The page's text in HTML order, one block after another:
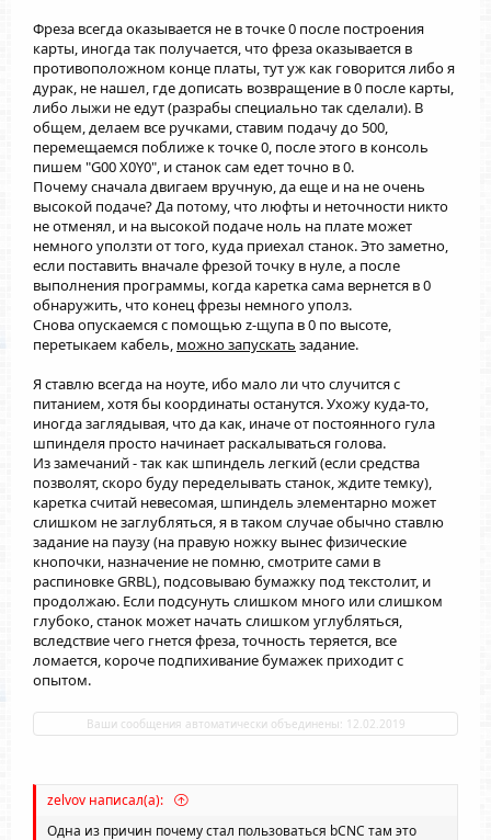
Фреза всегда оказывается не в точке 0 после построения
карты, иногда так получается, что фреза оказывается в
противоположном конце платы, тут уж как говорится либо я
дурак, не нашел, где дописать возвращение в 0 после карты,
либо лыжи не едут (разрабы специально так сделали). В
общем, делаем все ручками, ставим подачу до 500,
перемещаемся поближе к точке 0, после этого в консоль
пишем "G00 X0Y0", и станок сам едет точно в 0.
Почему сначала двигаем вручную, да еще и на не очень
высокой подаче? Да потому, что люфты и неточности никто
не отменял, и на высокой подаче ноль на плате может
немного уползти от того, куда приехал станок. Это заметно,
если поставить вначале фрезой точку в нуле, а после
выполнения программы, когда каретка сама вернется в 0
обнаружить, что конец фрезы немного уполз.
Снова опускаемся с помощью z-щупа в 0 по высоте,
перетыкаем кабель, можно запускать задание.
Я ставлю всегда на ноуте, ибо мало ли что случится с
питанием, хотя бы координаты останутся. Ухожу куда-то,
иногда заглядывая, что да как, иначе от постоянного гула
шпинделя просто начинает раскалываться голова.
Из замечаний - так как шпиндель легкий (если средства
позволят, скоро буду переделывать станок, ждите темку),
каретка считай невесомая, шпиндель элементарно может
слишком не заглубляться, я в таком случае обычно ставлю
задание на паузу (на правую ножку вынес физические
кнопочки, назначение не помню, смотрите сами в
распиновке GRBL), подсовываю бумажку под текстолит, и
продолжаю. Если подсунуть слишком много или слишком
глубоко, станок может начать слишком углубляться,
вследствие чего гнется фреза, точность теряется, все
ломается, короче подпихивание бумажек приходит с
опытом.
Ваши сообщения автоматически объединены: 12.02.2019
zelvov написал(а):
Одна из причин почему стал пользоваться bCNC там это